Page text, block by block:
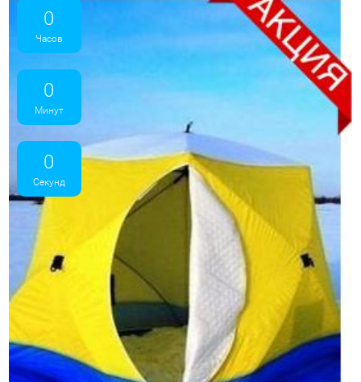
0
Часов
0
Минут
0
Секунд